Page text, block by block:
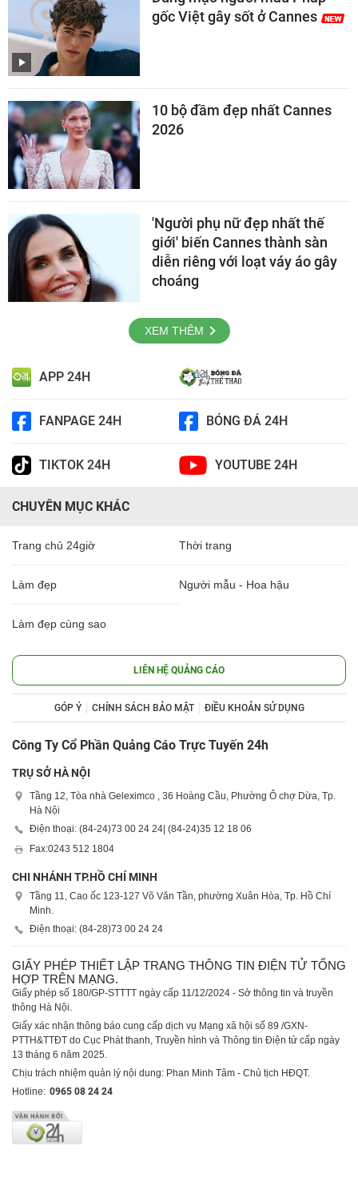
gốc Việt gây sốt ở Cannes
10 bộ đầm đẹp nhất Cannes
2026
'Người phụ nữ đẹp nhất thế
giới' biến Cannes thành sàn
diễn riêng với loạt váy áo gây
choáng
XEM THÊM
APP 24H
FANPAGE 24H BÓNG ĐÁ 24H
TIKTOK 24H YOUTUBE 24H
CHUYÊN MỤC KHÁC
Trang chủ 24giờ Thời trang
Làm đẹp Người mẫu - Hoa hậu
Làm đẹp cùng sao
LIÊN HỆ QUẢNG CÁO
GÓP Ý CHÍNH SÁCH BẢO MẬT ĐIỀU KHOẢN SỬ DỤNG
Công Ty Cổ Phần Quảng Cáo Trực Tuyến 24h
TRỤ SỞ HÀ NỘI
Tầng 12, Tòa nhà Geleximco , 36 Hoàng Cầu, Phường Ô chợ Dừa, Tp.
Hà Nội
Điện thoại: (84-24)73 00 24 24| (84-24)35 12 18 06
Fax:0243 512 1804
CHI NHÁNH TP.HỒ CHÍ MINH
Tầng 11, Cao ốc 123-127 Võ Văn Tần, phường Xuân Hòa, Tp. Hồ Chí
Minh.
Điện thoại: (84-28)73 00 24 24
GIẤY PHÉP THIẾT LẬP TRANG THÔNG TIN ĐIỆN TỬ TỔNG
HỢP TRÊN MẠNG.
Giấy phép số 180/GP-STTTT ngày cấp 11/12/2024 - Sở thông tin và truyền
thông Hà Nội.
Giấy xác nhận thông báo cung cấp dịch vụ Mạng xã hội số 89 /GXN-
PTTH&TTĐT do Cục Phát thanh, Truyền hình và Thông tin Điện tử cấp ngày
13 tháng 6 năm 2025.
Chịu trách nhiệm quản lý nội dung: Phan Minh Tâm - Chủ tịch HĐQT.
Hotline: 0965 08 24 24